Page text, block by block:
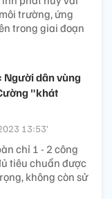
trường, ứng
trong giai đoạn
Người dân vùng
"khát
13:53’
chỉ 1 - 2 công
tiêu chuẩn được
không còn sử